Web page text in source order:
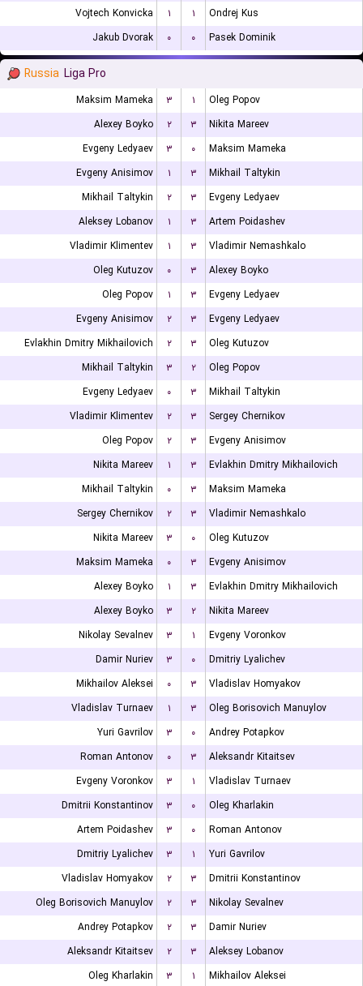
Vojtech Konvicka ۱ ۱
Ondrej Kus
Jakub Dvorak
۰ ۰ Pasek Dominik
Russia Liga Pro
Maksim Mameka ۳ ۱
Oleg Popov
Alexey Boyko
۲ ۳
Nikita Mareev
Evgeny Ledyaev
۳ ۰
Maksim Mameka
Evgeny Anisimov
۱ ۳
Mikhail Taltykin
Mikhail Taltykin
۲ ۳
Evgeny Ledyaev
Aleksey Lobanov
۱ ۳
Artem Poidashev
Vladimir Klimentev
۱ ۳
Vladimir Nemashkalo
Oleg Kutuzov
۰ ۳
Alexey Boyko
Oleg Popov
۱ ۳
Evgeny Ledyaev
Evgeny Anisimov
۲ ۳
Evgeny Ledyaev
Evlakhin Dmitry Mikhailovich
۲ ۳
Oleg Kutuzov
Mikhail Taltykin
۳ ۲
Oleg Popov
Evgeny Ledyaev
۰ ۳
Mikhail Taltykin
Vladimir Klimentev
۲ ۳
Sergey Chernikov
Oleg Popov
۲ ۳
Evgeny Anisimov
Nikita Mareev
۱ ۳
Evlakhin Dmitry Mikhailovich
Mikhail Taltykin
۰ ۳
Maksim Mameka
Sergey Chernikov
۲ ۳
Vladimir Nemashkalo
Nikita Mareev
۳ ۰
Oleg Kutuzov
Maksim Mameka
۰ ۳
Evgeny Anisimov
Alexey Boyko
۱ ۳
Evlakhin Dmitry Mikhailovich
Alexey Boyko
۳ ۲
Nikita Mareev
Nikolay Sevalnev
۳ ۱
Evgeny Voronkov
Damir Nuriev
۳ ۰
Dmitriy Lyalichev
Mikhailov Aleksei
۰ ۳
Vladislav Homyakov
Vladislav Turnaev
۱ ۳
Oleg Borisovich Manuylov
Yuri Gavrilov
۳ ۰
Andrey Potapkov
Roman Antonov
۰ ۳
Aleksandr Kitaitsev
Evgeny Voronkov
۳ ۱
Vladislav Turnaev
Dmitrii Konstantinov
۳ ۰
Oleg Kharlakin
Artem Poidashev
۳ ۰
Roman Antonov
Dmitriy Lyalichev
۳ ۱
Yuri Gavrilov
Vladislav Homyakov
۲ ۳
Dmitrii Konstantinov
Oleg Borisovich Manuylov
۲ ۳
Nikolay Sevalnev
Andrey Potapkov
۲ ۳
Damir Nuriev
Aleksandr Kitaitsev
۲ ۳
Aleksey Lobanov
Oleg Kharlakin
۳ ۱
Mikhailov Aleksei